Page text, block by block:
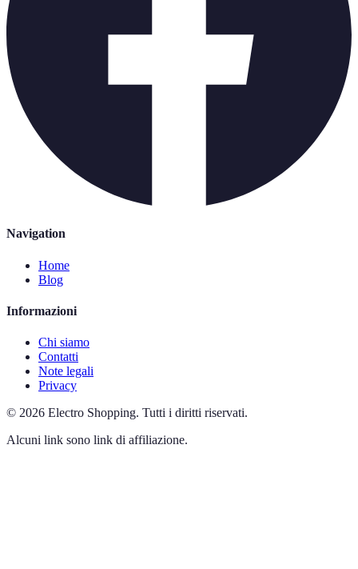
Navigation
Home
Blog
Informazioni
Chi siamo
Contatti
Note legali
Privacy
© 2026 Electro Shopping. Tutti i diritti riservati.
Alcuni link sono link di affiliazione.